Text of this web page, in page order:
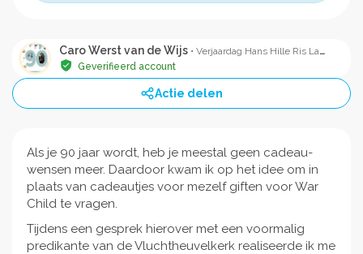
Caro Werst van de Wijs • Verjaardag Hans Hille Ris Lambers
Geverifieerd account
Actie delen
Als je 90 jaar wordt, heb je meestal geen cadeau-
wensen meer. Daardoor kwam ik op het idee om in
plaats van cadeautjes voor mezelf giften voor War
Child te vragen.
Tijdens een gesprek hierover met een voormalig
predikante van de Vluchtheuvelkerk realiseerde ik me